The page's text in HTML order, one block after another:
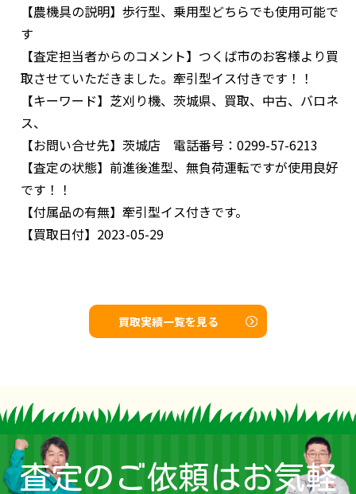
【農機具の説明】 歩行型、乗用型どちらでも使用可能で
す
【査定担当者からのコメント】 つくば市のお客様より買
取させていただきました。牽引型イス付きです！！
【キーワード】 芝刈り機、茨城県、買取、中古、バロネ
ス、
【お問い合せ先】 茨城店 電話番号：0299-57-6213
【査定の状態】 前進後進型、無負荷運転ですが使用良好
です！！
【付属品の有無】 牽引型イス付きです。
【買取日付】 2023-05-29
買取実績一覧を見る
査定のご依頼はお気軽